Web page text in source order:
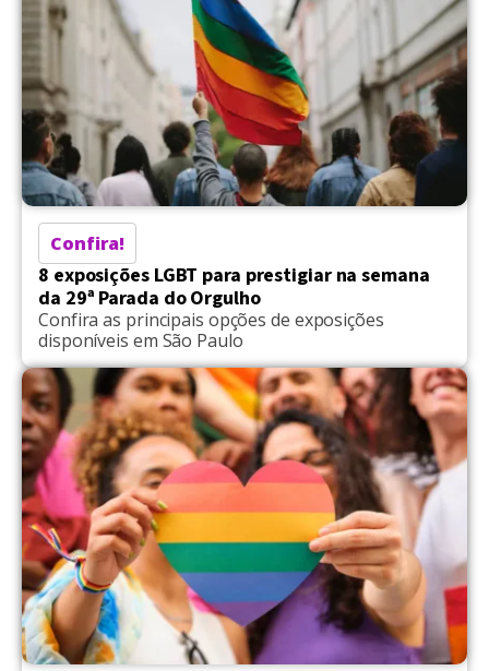
Confira!
8 exposições LGBT para prestigiar na semana
da 29ª Parada do Orgulho
Confira as principais opções de exposições
disponíveis em São Paulo